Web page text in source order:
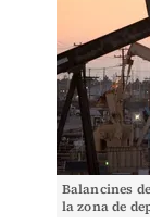
Balancines
la zona de